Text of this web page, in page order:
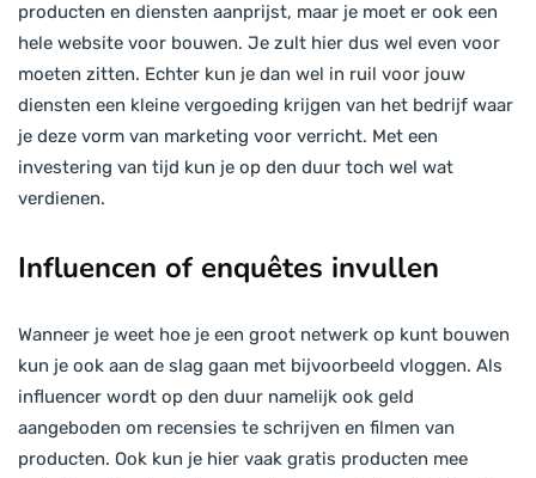
producten en diensten aanprijst, maar je moet er ook een
hele website voor bouwen. Je zult hier dus wel even voor
moeten zitten. Echter kun je dan wel in ruil voor jouw
diensten een kleine vergoeding krijgen van het bedrijf waar
je deze vorm van marketing voor verricht. Met een
investering van tijd kun je op den duur toch wel wat
verdienen.
Influencen of enquêtes invullen
Wanneer je weet hoe je een groot netwerk op kunt bouwen
kun je ook aan de slag gaan met bijvoorbeeld vloggen. Als
influencer wordt op den duur namelijk ook geld
aangeboden om recensies te schrijven en filmen van
producten. Ook kun je hier vaak gratis producten mee